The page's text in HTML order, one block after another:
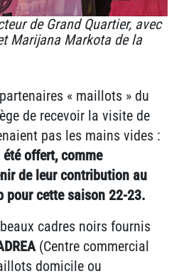
de Grand Quartier, avec
Marijana Markota de la
« maillots » du
de recevoir la visite de
pas les mains vides :
offert, comme
de leur contribution au
pour cette saison 22-23.
cadres noirs fournis
(Centre commercial
domicile ou